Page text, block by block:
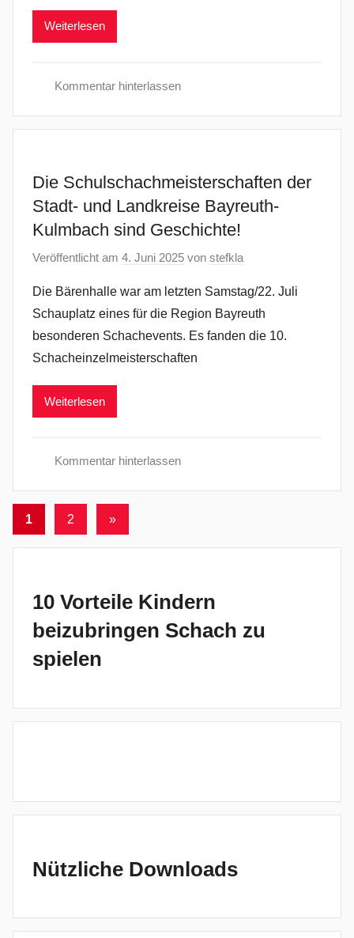
Weiterlesen
e
c
h
t
e
Kommentar hinterlassen
Die Schulschachmeisterschaften der
Stadt- und Landkreise Bayreuth-
Kulmbach sind Geschichte!
Veröffentlicht am 4. Juni 2025 von stefkla
Die Bärenhalle war am letzten Samstag/22. Juli
Schauplatz eines für die Region Bayreuth
besonderen Schachevents. Es fanden die 10.
Schacheinzelmeisterschaften
Weiterlesen
e
t
e
Kommentar hinterlassen
Seitennummerierung
der
1 2
Nächste
»
10 Vorteile Kindern
beizubringen Schach zu
spielen
Nützliche Downloads